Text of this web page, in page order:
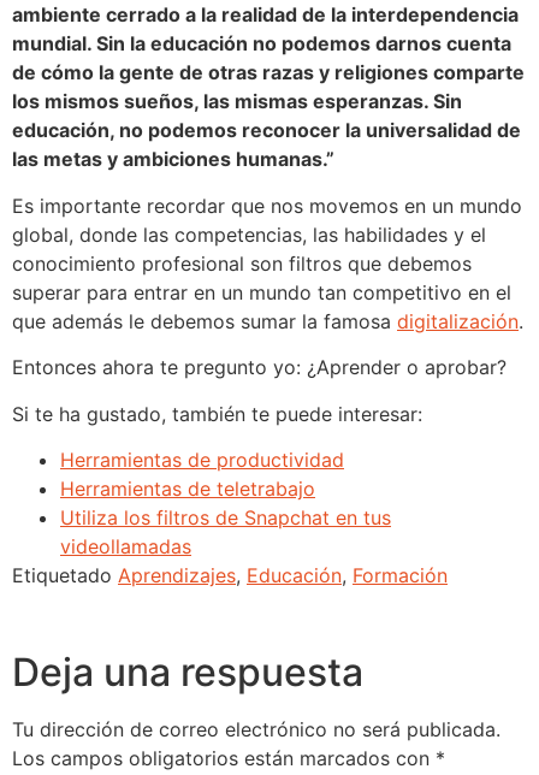
ambiente cerrado a la realidad de la interdependencia
mundial. Sin la educación no podemos darnos cuenta
de cómo la gente de otras razas y religiones comparte
los mismos sueños, las mismas esperanzas. Sin
educación, no podemos reconocer la universalidad de
las metas y ambiciones humanas.”
Es importante recordar que nos movemos en un mundo
global, donde las competencias, las habilidades y el
conocimiento profesional son filtros que debemos
superar para entrar en un mundo tan competitivo en el
que además le debemos sumar la famosa digitalización.
Entonces ahora te pregunto yo: ¿Aprender o aprobar?
Si te ha gustado, también te puede interesar:
Herramientas de productividad
Herramientas de teletrabajo
Utiliza los filtros de Snapchat en tus
videollamadas
Etiquetado Aprendizajes, Educación, Formación
Deja una respuesta
Tu dirección de correo electrónico no será publicada.
Los campos obligatorios están marcados con *